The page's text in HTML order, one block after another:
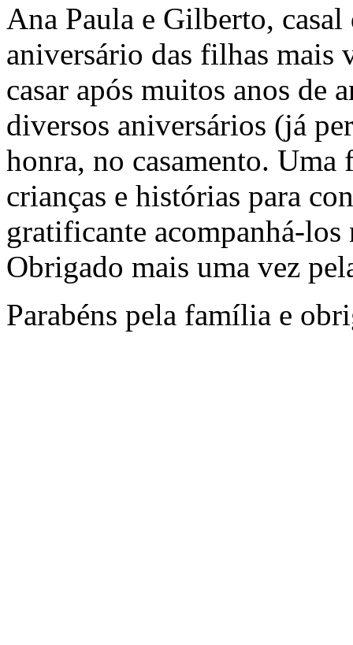
Ana Paula e Gilberto, casal
aniversário das filhas mais
casar após muitos anos de
diversos aniversários (já
honra, no casamento.
crianças e histórias para
gratificante acompanhá-los
Obrigado mais uma vez
Parabéns pela família e